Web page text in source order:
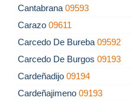
Cantabrana 09593
Carazo 09611
Carcedo De Bureba 09592
Carcedo De Burgos 09193
Cardeñadijo 09194
Cardeñajimeno 09193